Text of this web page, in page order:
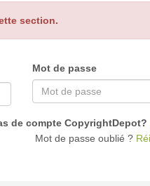
section.
Mot de passe
de compte CopyrightDepot?
Mot de passe oublié ?